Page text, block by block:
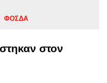
ΦΟΣΔΑ
στον